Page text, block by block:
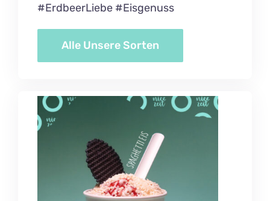
#ErdbeerLiebe #Eisgenuss
Alle Unsere Sorten